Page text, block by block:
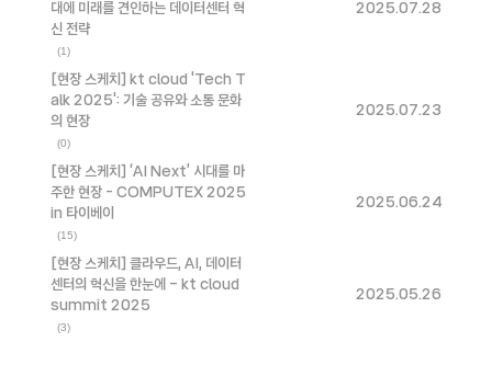
대에 미래를 견인하는 데이터센터 혁
신 전략
(1)
2025.07.28
[현장 스케치] kt cloud 'Tech T
alk 2025': 기술 공유와 소통 문화
의 현장
(0)
2025.07.23
[현장 스케치] ‘AI Next’ 시대를 마
주한 현장 - COMPUTEX 2025
in 타이베이
(15)
2025.06.24
[현장 스케치] 클라우드, AI, 데이터
센터의 혁신을 한눈에 – kt cloud
summit 2025
(3)
2025.05.26